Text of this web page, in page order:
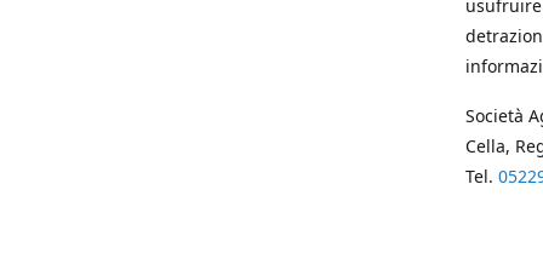
Società
Cella,
Tel.